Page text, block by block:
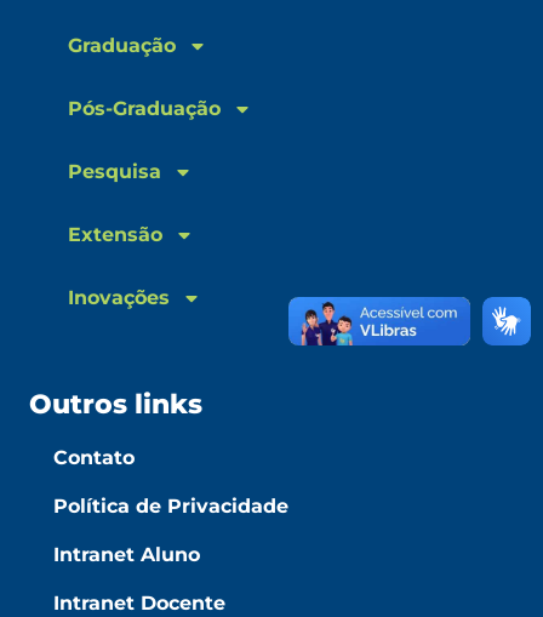
Graduação
Pós-Graduação
Pesquisa
Extensão
Inovações
Outros links
Contato
Política de Privacidade
Intranet Aluno
Intranet Docente